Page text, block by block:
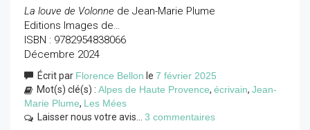
La louve de Volonne de Jean-Marie Plume
Editions Images de…
ISBN : 9782954838066
Décembre 2024
Écrit par Florence Bellon le 7 février 2025
Mot(s) clé(s) : Alpes de Haute Provence, écrivain, Jean-
Marie Plume, Les Mées
Laisser nous votre avis... 3 commentaires